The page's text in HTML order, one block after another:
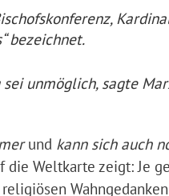
bezeichnet.
unmöglich, sagte
und kann sich auch
die Weltkarte zeigt: Je